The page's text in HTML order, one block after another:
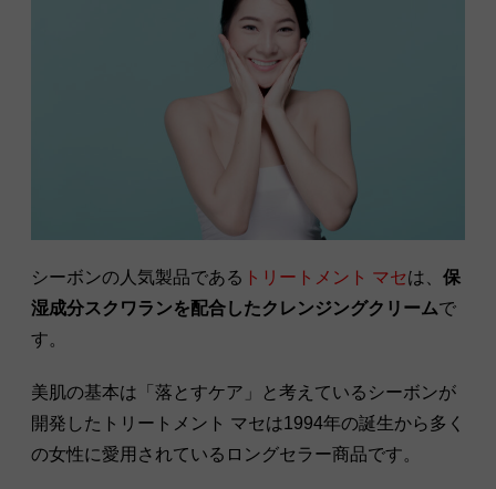
シーボンの人気製品である トリートメント マセは、 保
湿成分スクワランを配合したクレンジングクリームで
す。
美肌の基本は「落とすケア」と考えているシーボンが
開発したトリートメント マセは1994年の誕生から多く
の女性に愛用されているロングセラー商品です。